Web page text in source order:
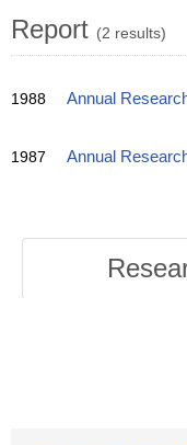
Report (2 results)
1988 Annual
1987 Annual